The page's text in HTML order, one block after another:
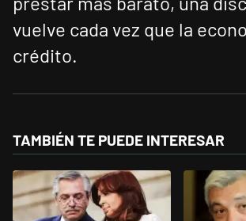
vuelve cada vez que la
crédito.
TAMBIÉN TE PUEDE INTERESAR